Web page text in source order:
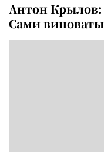
Антон
Сами виноваты